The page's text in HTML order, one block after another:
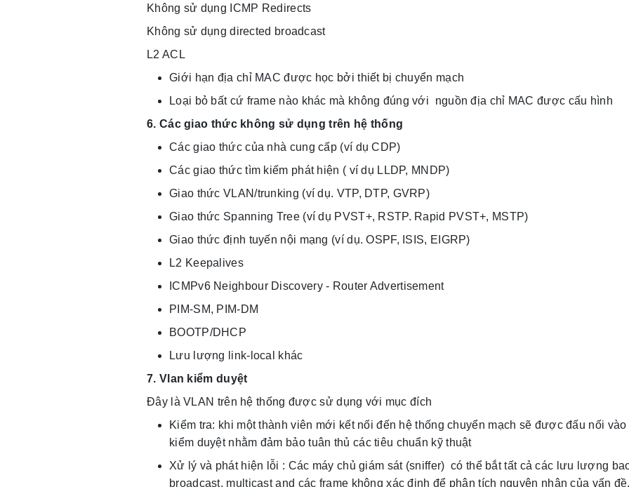
Không sử dụng ICMP Redirects
Không sử dụng directed broadcast
L2 ACL
Giới hạn địa chỉ MAC được học bởi thiết bị chuyển mạch
Loại bỏ bất cứ frame nào khác mà không đúng với nguồn địa chỉ MAC được cấu hình
6. Các giao thức không sử dụng trên hệ thống
Các giao thức của nhà cung cấp (ví dụ CDP)
Các giao thức tìm kiếm phát hiện ( ví dụ LLDP, MNDP)
Giao thức VLAN/trunking (ví dụ. VTP, DTP, GVRP)
Giao thức Spanning Tree (ví dụ PVST+, RSTP. Rapid PVST+, MSTP)
Giao thức định tuyến nội mạng (ví dụ. OSPF, ISIS, EIGRP)
L2 Keepalives
ICMPv6 Neighbour Discovery - Router Advertisement
PIM-SM, PIM-DM
BOOTP/DHCP
Lưu lượng link-local khác
7. Vlan kiểm duyệt
Đây là VLAN trên hệ thống được sử dụng với mục đích
Kiểm tra: khi một thành viên mới kết nối đến hệ thống chuyển mạch sẽ được đấu nối
kiểm duyệt nhằm đảm bảo tuân thủ các tiêu chuẩn kỹ thuật
Xử lý và phát hiện lỗi : Các máy chủ giám sát (sniffer) có thể bắt tất cả các lưu lượng
broadcast, multicast and các frame không xác định để phân tích nguyên nhân của vấn